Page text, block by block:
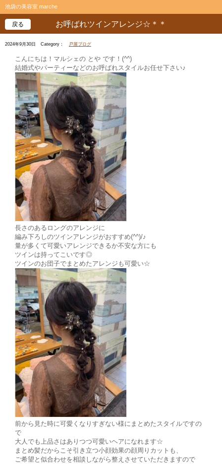
池袋の美容室 marche
お呼ばれツインアレンジ☆＊＊
戻る
2024年9月30日 Category： 戸屋ブログ
こんにちは！マルシェの とや です！(^^)
結婚式やパーティーなどのお呼ばれスタイルお任せ下さい♪
長さのあるロングのアレンジに
編み下ろしのツインアレンジがおすすめ(^^)/♪
量が多くて可愛いアレンジできるか不安な方にも
ツインは持ってこいです◎
ツインのお団子でまとめたアレンジも可愛い☆
前から見た時に可愛くなりすぎない様にまとめたスタイルですの
で
大人でも上品さはありつつ可愛いヘアになれます☆
まとめ髪だからこそ引き立つ小顔効果の顔周りカットも、
ご希望と似合わせを相談しながら整えさせていただきますので